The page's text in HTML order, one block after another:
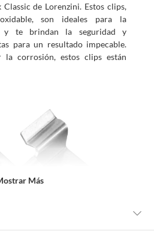
de Lorenzini. Estos clips,
son ideales para la
y te brindan la seguridad y
para un resultado impecable.
la corrosión, estos clips están
Más